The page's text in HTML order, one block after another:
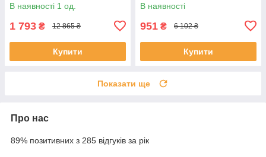
В наявності 1 од.
1 793 ₴ 12 865 ₴
Купити
В наявності
951 ₴ 6 102 ₴
Купити
Показати ще
Про нас
89% позитивних з 285 відгуків за рік